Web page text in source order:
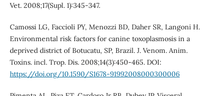
Vet. 2008;17(Supl. 1):345-347.
Camossi LG, Faccioli PY, Menozzi BD, Daher SR, Langoni H.
Environmental risk factors for canine toxoplasmosis in a
deprived district of Botucatu, SP, Brazil. J. Venom. Anim.
Toxins. incl. Trop. Dis. 2008;14(3):450-465. DOI:
https://doi.org/10.1590/S1678-91992008000300006